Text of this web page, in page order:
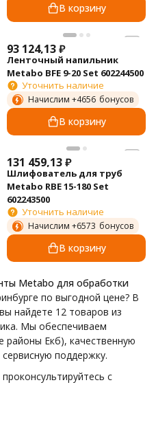
В корзину
93 124,13₽
Ленточный напильник
Metabo BFE 9-20 Set 602244500
Уточнить наличие
Начислим +4656 бонусов
В корзину
131 459,13₽
Шлифователь для труб
Metabo RBE 15-180 Set
602243500
Уточнить наличие
Начислим +6573 бонусов
В корзину
Metabo для обработки
по выгодной цене? В
найдете 12 товаров из
Мы обеспечиваем
районы Екб), качественную
поддержку.
с